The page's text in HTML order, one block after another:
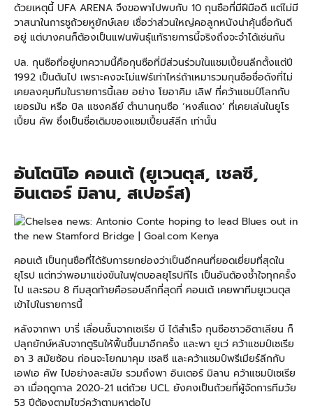
ด้วยเหตุนี้ UFA ARENA จึงขอพาไปพบกับ 10 กุนซือที่มีฝีมือดี แต่ไม่มี
วาสนาในการชูถ้วยหูยักษ์เลย เชื่อว่าส่วนใหญ่คอลูกหนังน่าคุ้นชื่อกันดี
อยู่ แต่บางคนก็ต้องเป็นแฟนพันธุ์แท้รายการนี้จริงถึงจะจำได้เช่นกัน
ปล. กุนซือที่อยู่บทความนี้คือกุนซือที่มีส่วนร่วมในแชมเปี้ยนลีกตั้งแต่ปี
1992 เป็นต้นไป เพราะคงจะไม่แฟร์เท่าไหร่ถ้าเหมารวมกุนซือชื่อดังที่ไม่
เคยลงคุมทีมในรายการนี้เลย อย่าง โยอาคิม เลิฟ ที่คว้าแชมป์โลกกับ
เยอรมัน หรือ บิล แชงคลีย์ ตำนานกุนซือ ‘หงส์แดง’ ที่เคยเล่นในยูโร
เปี้ยน คัพ ซึ่งเป็นชื่อเดิมของแชมเปี้ยนส์ลีก เท่านั้น
อันโตนิโอ คอนเต้ (ยูเวนตุส, เชลซี,
อินเตอร์ มิลาน, สเปอร์ส)
คอนเต้ เป็นกุนซือที่ได้รับการยกย่องว่าเป็นอีกคนที่ยอดเยี่ยมที่สุดใน
ยุโรป แต่ทว่าพอมาแข่งขันในฟุตบอลยุโรปทีไร เป็นอันต้องช้ำใจทุกครั้ง
ไป และรอบ 8 ทีมสุดท้ายคือรอบลึกที่สุดที่ คอนเต้ เคยพาทีมยูเวนตุส
เข้าไปในรายการนี้
หลังจากพา บารี่ เลื่อนชั้นจากเซเรีย บี ได้สำเร็จ กุนซือชาวอิตาเลียน ก็
ปลุกยักษ์หลับจากตูรินให้ฟื้นขึ้นมาอีกครั้ง และพา ยูเว่ คว้าแชมป์เซเรีย
อา 3 สมัยซ้อน ก่อนจะโยกมาคุม เชลซี และคว้าแชมป์พรีเมียร์ลีกกับ
เอฟเอ คัพ ไปอย่างละสมัย รวมถึงพา อินเตอร์ มิลาน คว้าแชมป์เซเรีย
อา เมื่อฤดูกาล 2020-21 แต่ถ้วย UCL ยังคงเป็นถ้วยที่ผู้จัดการทีมวัย
53 ปีต้องตามไขว่คว้าตามหาต่อไป